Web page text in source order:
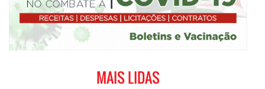
MAIS LIDAS